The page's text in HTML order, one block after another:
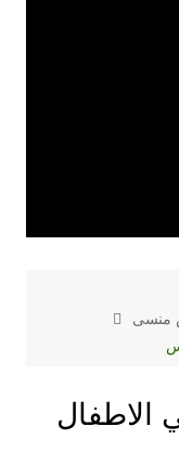
منسى
الاطفال